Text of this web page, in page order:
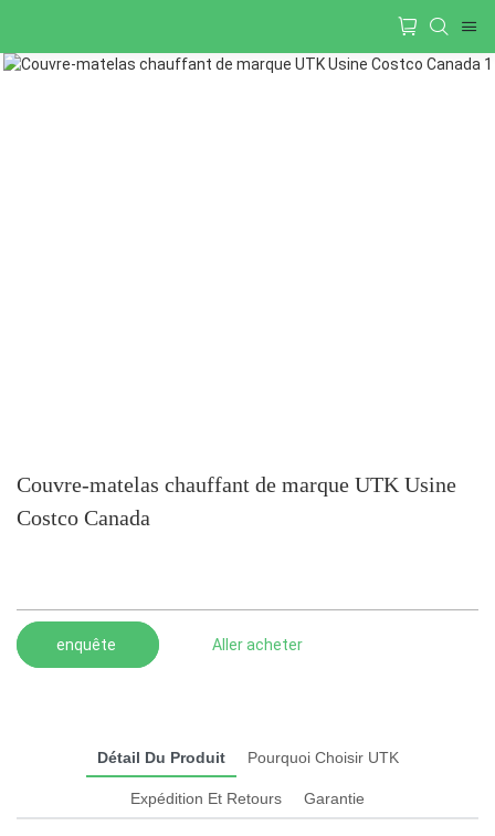
Couvre-matelas chauffant de marque UTK Usine
Costco Canada
enquête Aller acheter
Détail Du Produit Pourquoi Choisir UTK
Expédition Et Retours Garantie